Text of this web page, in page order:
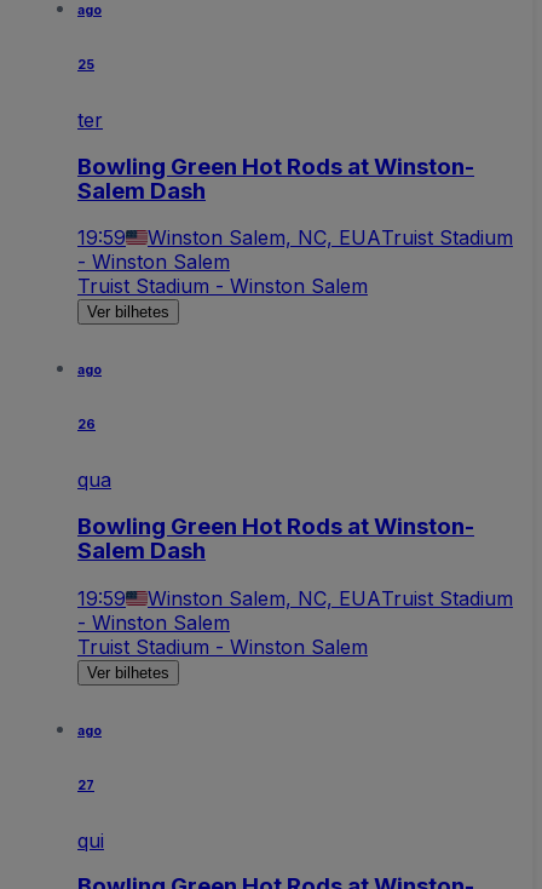
ago
25
ter
Bowling Green Hot Rods at Winston-
Salem Dash
19:59 Winston Salem, NC, EUATruist Stadium
- Winston Salem
Truist Stadium - Winston Salem
Ver bilhetes
ago
26
qua
Bowling Green Hot Rods at Winston-
Salem Dash
19:59 Winston Salem, NC, EUATruist Stadium
- Winston Salem
Truist Stadium - Winston Salem
Ver bilhetes
ago
27
qui